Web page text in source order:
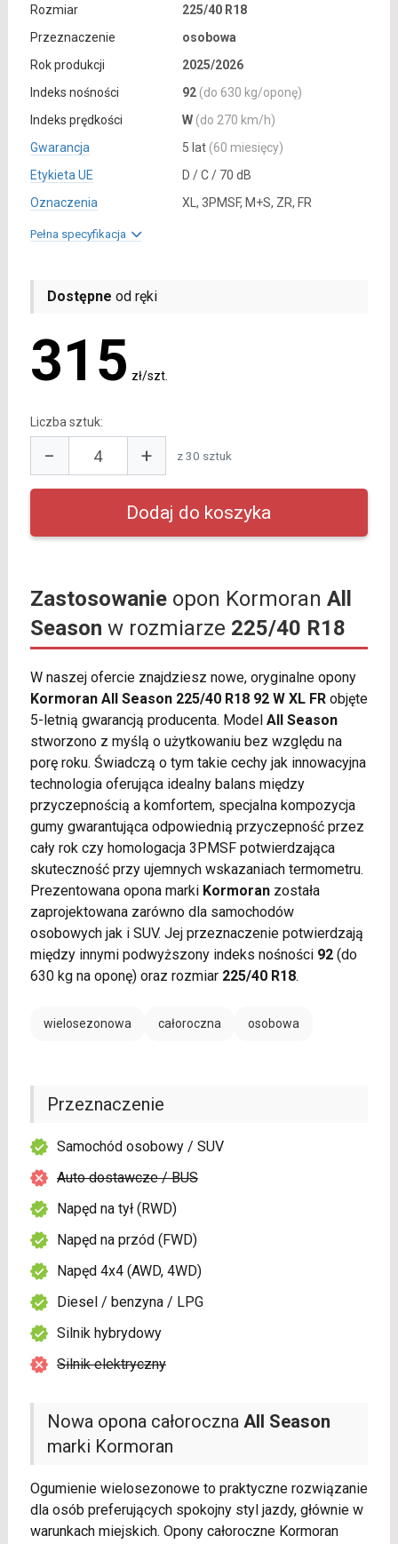
Rozmiar
225/40 R18
Przeznaczenie
osobowa
Rok produkcji
2025/2026
Indeks nośności
92 (do 630 kg/oponę)
Indeks prędkości
W (do 270 km/h)
Gwarancja
5 lat (60 miesięcy)
Etykieta UE
D / C / 70 dB
Oznaczenia
XL, 3PMSF, M+S, ZR, FR
Pełna specyfikacja
Dostępne od ręki
315 zł/szt.
Liczba sztuk:
− + z 30 sztuk
Zastosowanieopon Kormoran All
Season w rozmiarze 225/40 R18
W naszej ofercie znajdziesz nowe, oryginalne opony
Kormoran All Season 225/40 R18 92 W XL FRobjęte
5-letnią gwarancją producenta. Model All Season
stworzono z myślą o użytkowaniu bez względu na
porę roku. Świadczą o tym takie cechy jak innowacyjna
technologia oferująca idealny balans między
przyczepnością a komfortem, specjalna kompozycja
gumy gwarantująca odpowiednią przyczepność przez
cały rok czy homologacja 3PMSF potwierdzająca
skuteczność przy ujemnych wskazaniach termometru.
Prezentowana opona marki Kormoranzostała
zaprojektowana zarówno dla samochodów
osobowych jak i SUV. Jej przeznaczenie potwierdzają
między innymi podwyższony indeks nośności 92(do
630 kg na oponę) oraz rozmiar 225/40 R18.
wielosezonowa całoroczna osobowa
Nowa opona całoroczna All Season
marki Kormoran
Ogumienie wielosezonowe to praktyczne rozwiązanie
dla osób preferujących spokojny styl jazdy, głównie w
warunkach miejskich. Opony całoroczne Kormoran
Przeznaczenie
Samochód osobowy / SUV
Auto dostawcze / BUS
Napęd na tył (RWD)
Napęd na przód (FWD)
Napęd 4x4 (AWD, 4WD)
Diesel / benzyna / LPG
Silnik hybrydowy
Silnik elektryczny